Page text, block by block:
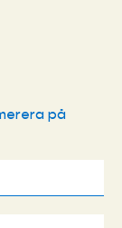
på